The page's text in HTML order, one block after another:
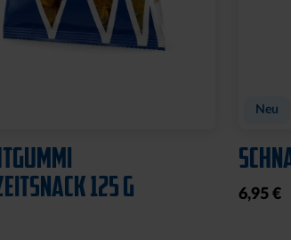
125 G
Neu
6,95 €